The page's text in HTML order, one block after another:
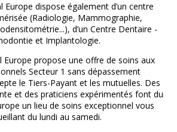
Europe dispose également d’un centre
(Radiologie, Mammographie,
d’un Centre Dentaire -
et Implantologie.
Europe propose une offre de soins aux
Secteur 1 sans dépassement
le Tiers-Payant et les mutuelles. Des
et des praticiens expérimentés font du
un lieu de soins exceptionnel vous
du lundi au samedi.